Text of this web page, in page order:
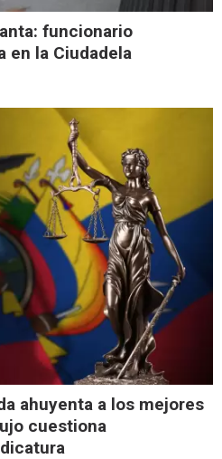
funcionario
en la Ciudadela
ahuyenta a los mejores
cuestiona